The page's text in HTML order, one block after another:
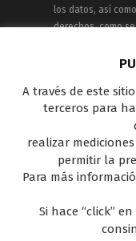
los datos, así
derechos, como
concesionaria
canales en
Boing, Divinity ,
oferta en el
experiencia
soportes
A través de este
terceros para
realizar
permitir la
Para más
Si hace “click”